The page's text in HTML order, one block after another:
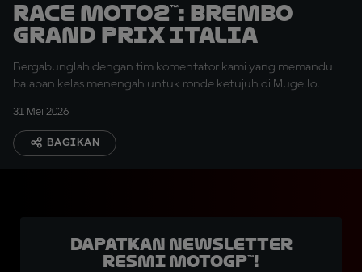
Race Moto2™: Brembo
Grand Prix Italia
Bergabunglah dengan tim komentator kami yang memandu
balapan kelas menengah untuk ronde ketujuh di Mugello.
31 Mei 2026
BAGIKAN
Dapatkan Newsletter
Resmi MotoGP™!